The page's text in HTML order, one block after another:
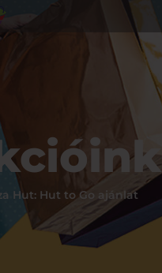
Hut: Hut to Go ajánlat